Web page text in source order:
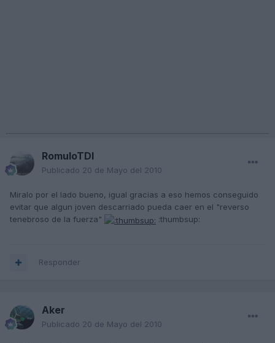
RomuloTDI
Publicado 20 de Mayo del 2010
Miralo por el lado bueno, igual gracias a eso hemos conseguido
evitar que algun joven descarriado pueda caer en el "reverso
tenebroso de la fuerza"
:thumbsup:
Responder
Aker
Publicado 20 de Mayo del 2010